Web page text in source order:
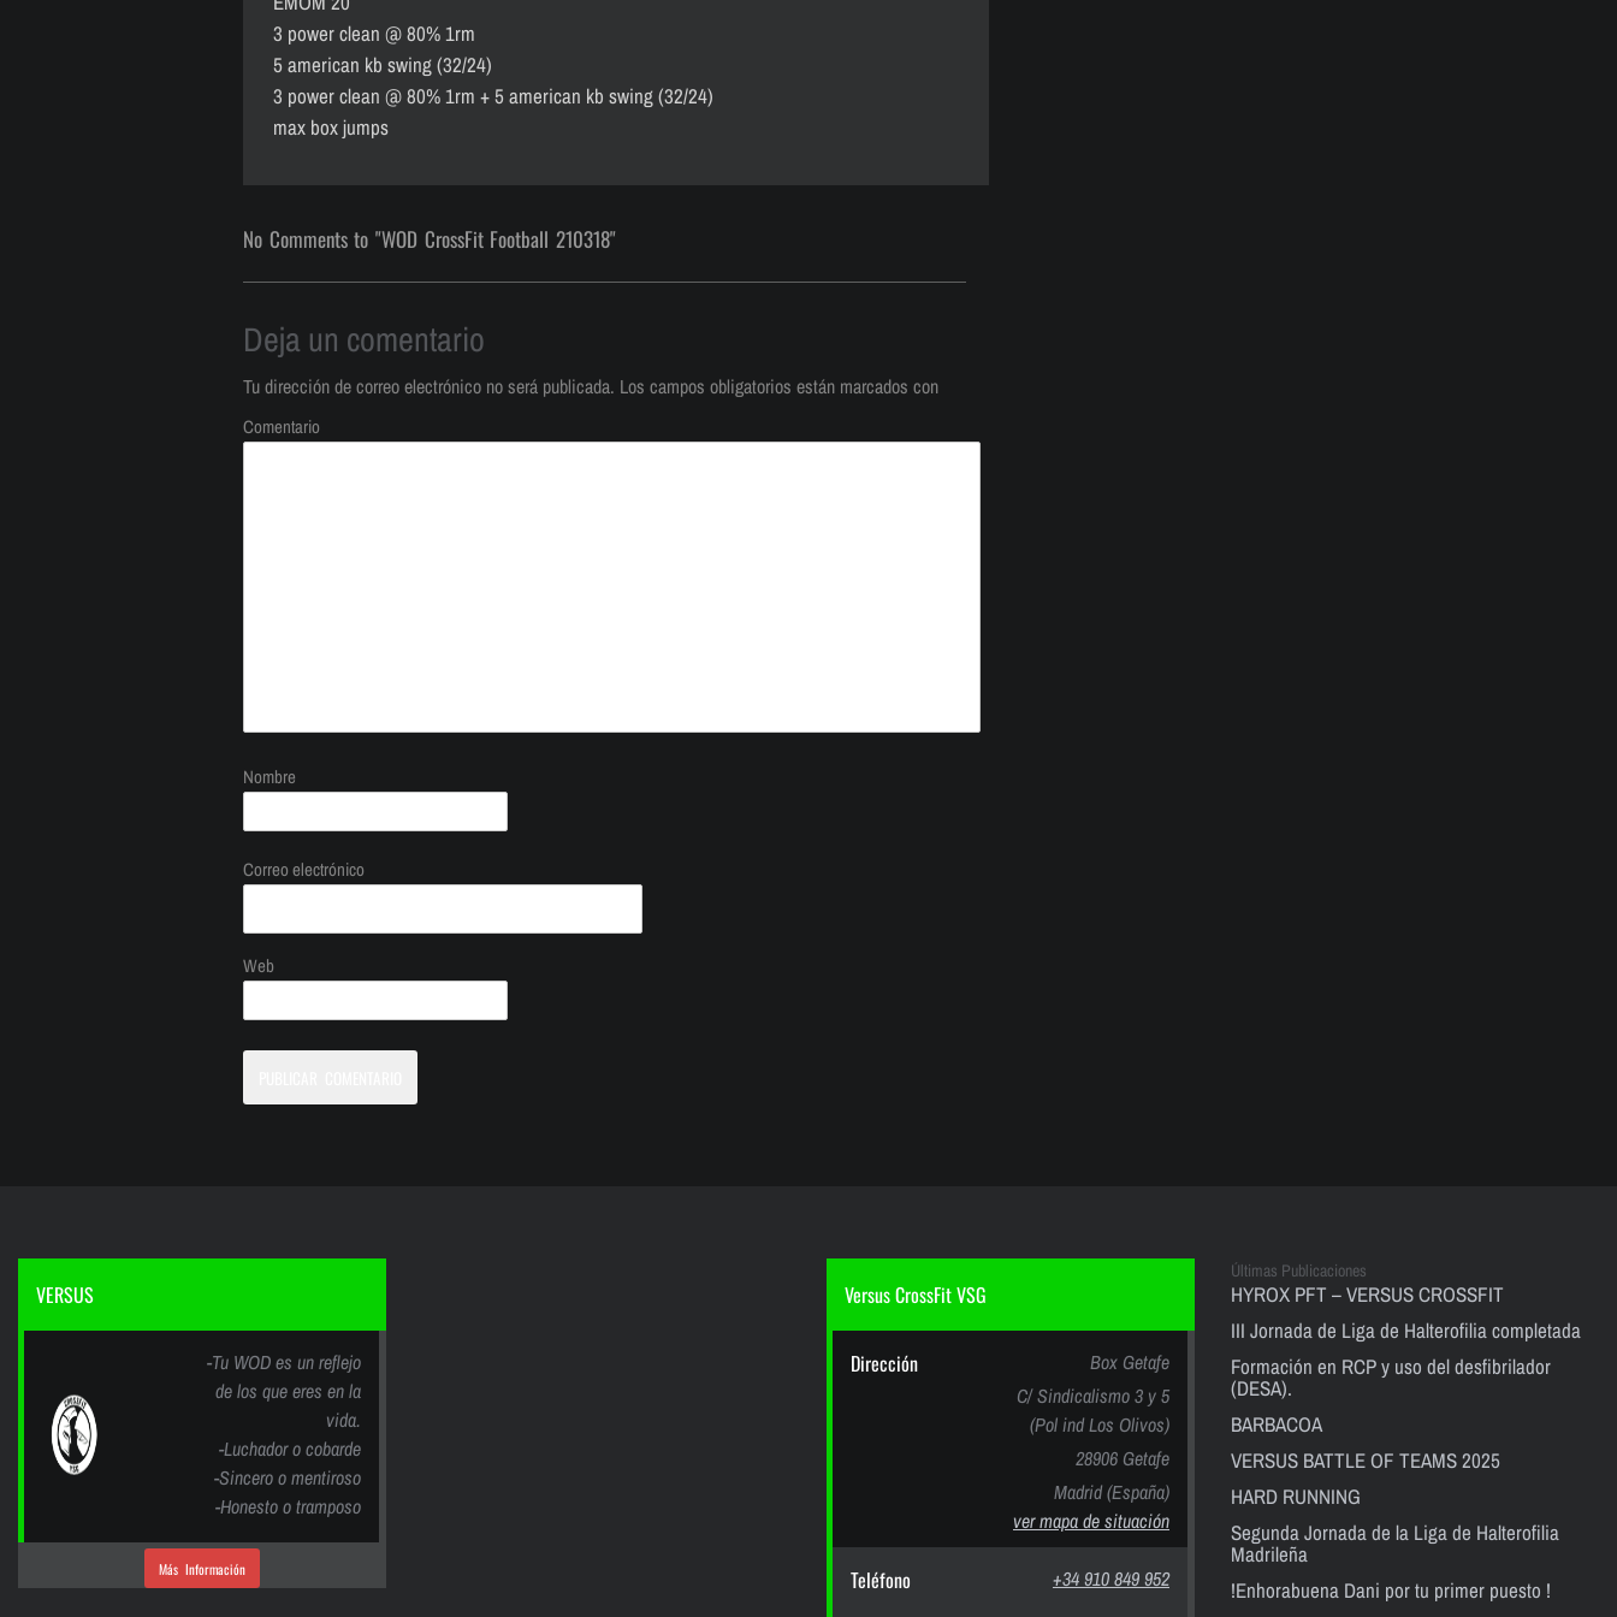
3 power clean @ 80% 1rm
5 american kb swing (32/24)
3 power clean @ 80% 1rm + 5 american kb swing (32/24)
max box jumps
No Comments to "WOD CrossFit Football 210318"
Deja un comentario
Tu dirección de correo electrónico no será publicada. Los campos obligatorios están marcados con
Comentario
Nombre
Correo electrónico
Web
VERSUS
-Tu WOD es un reflejo
de los que eres en la
vida.
-Luchador o cobarde
-Sincero o mentiroso
-Honesto o tramposo
Más Información
Versus CrossFit VSG
Dirección
Box Getafe
C/ Sindicalismo 3 y 5
(Pol ind Los Olivos)
28906 Getafe
Madrid (España)
ver mapa de situación
Teléfono +34 910 849 952
Últimas Publicaciones
HYROX PFT – VERSUS CROSSFIT
III Jornada de Liga de Halterofilia completada
Formación en RCP y uso del desfibrilador
(DESA).
BARBACOA
VERSUS BATTLE OF TEAMS 2025
HARD RUNNING
Segunda Jornada de la Liga de Halterofilia
Madrileña
!Enhorabuena Dani por tu primer puesto !